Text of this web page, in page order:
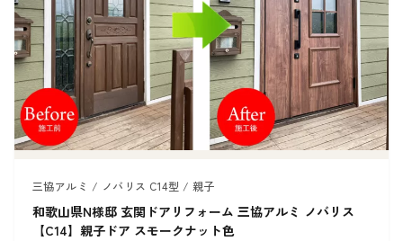
三協アルミ / ノバリス C14型 / 親子
和歌山県N様邸 玄関ドアリフォーム 三協アルミ ノバリス
【C14】親子ドア スモークナット色